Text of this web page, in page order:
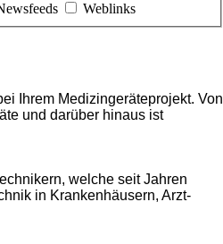
Weblinks
Ihrem Medizingeräteprojekt. Von
und darüber hinaus ist
welche seit Jahren
in Krankenhäusern, Arzt-